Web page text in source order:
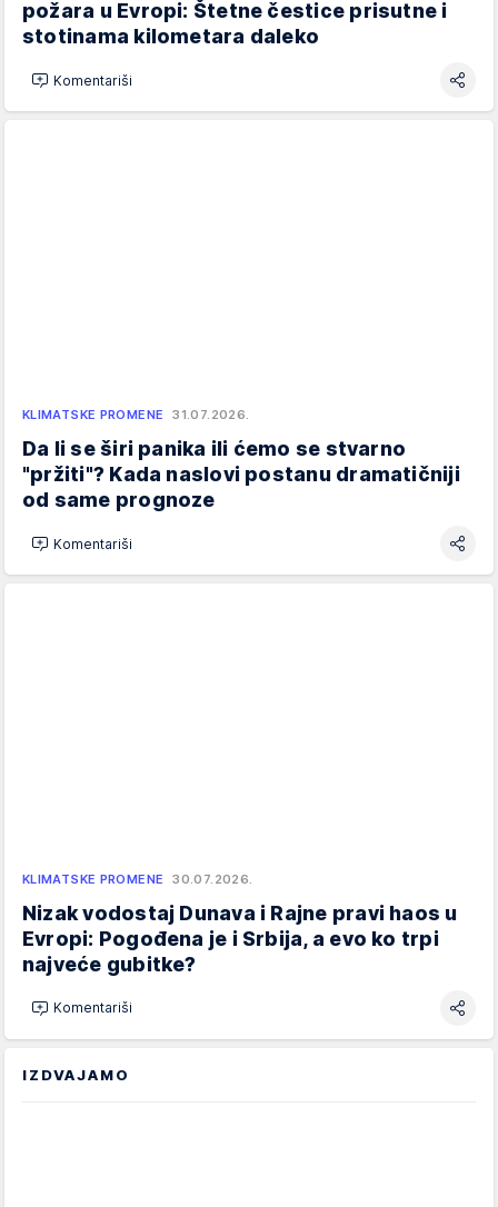
požara u Evropi: Štetne čestice prisutne i
stotinama kilometara daleko
Komentariši
KLIMATSKE PROMENE 31.07.2026.
Da li se širi panika ili ćemo se stvarno
"pržiti"? Kada naslovi postanu dramatičniji
od same prognoze
Komentariši
KLIMATSKE PROMENE 30.07.2026.
Nizak vodostaj Dunava i Rajne pravi haos u
Evropi: Pogođena je i Srbija, a evo ko trpi
najveće gubitke?
Komentariši
IZDVAJAMO